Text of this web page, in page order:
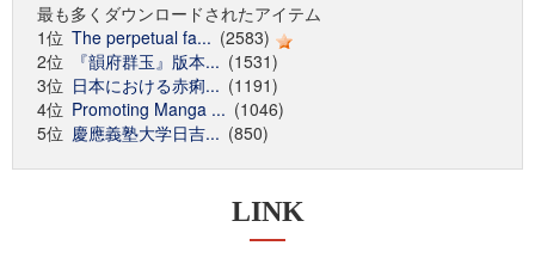
最も多くダウンロードされたアイテム
1位 The perpetual fa... (2583)
2位
『韻府群玉』版本... (1531)
3位 日本における赤痢... (1191)
4位 Promoting Manga ... (1046)
5位 慶應義塾大学日吉... (850)
LINK